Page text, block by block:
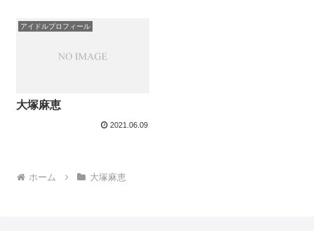
アイドルプロフィール
大塚麻恵
2021.06.09
ホーム 大塚麻恵